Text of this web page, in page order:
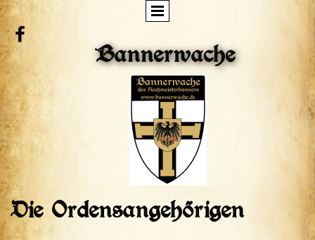

Bannerwache
Die Ordensangehörigen